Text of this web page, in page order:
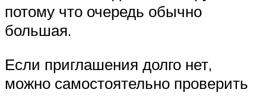
потому что очередь обычно
большая.
Если приглашения долго нет,
можно самостоятельно проверить